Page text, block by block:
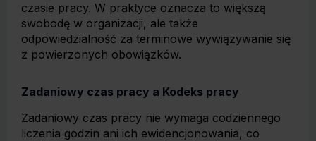
czasie pracy. W praktyce oznacza to większą
swobodę w organizacji, ale także
odpowiedzialność za terminowe wywiązywanie się
z powierzonych obowiązków.
Zadaniowy czas pracy a Kodeks pracy
Zadaniowy czas pracy nie wymaga codziennego
liczenia godzin ani ich ewidencjonowania, co